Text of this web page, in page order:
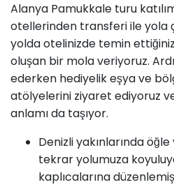
Alanya Pamukkale turu
otellerinden transferi ile yola
yolda otelinizde temin
oluşan bir mola veriyoruz.
ederken hediyelik eşya ve
atölyelerini ziyaret ediyoruz
anlamı da taşıyor.
Denizli yakınlarında
tekrar yolumuza
kaplıcalarına